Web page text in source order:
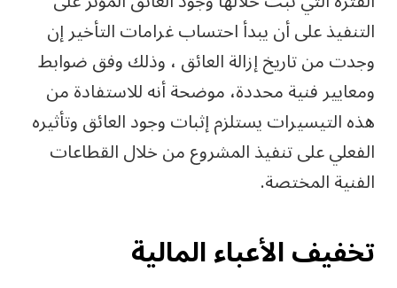
التنفيذ على أن يبدأ احتساب غرامات التأخير إن
وجدت من تاريخ إزالة العائق ، وذلك وفق ضوابط
ومعايير فنية محددة، موضحة أنه للاستفادة من
هذه التيسيرات يستلزم إثبات وجود العائق وتأثيره
الفعلي على تنفيذ المشروع من خلال القطاعات
الفنية المختصة.
تخفيف الأعباء المالية